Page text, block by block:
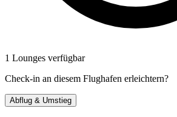
1 Lounges verfügbar
Check-in an diesem Flughafen erleichtern?
Abflug & Umstieg